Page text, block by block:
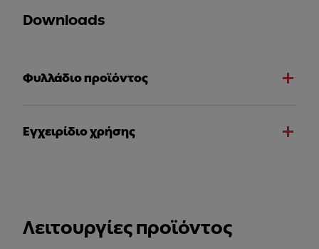
Downloads
Φυλλάδιο προϊόντος
Εγχειρίδιο χρήσης
Λειτουργίες προϊόντος